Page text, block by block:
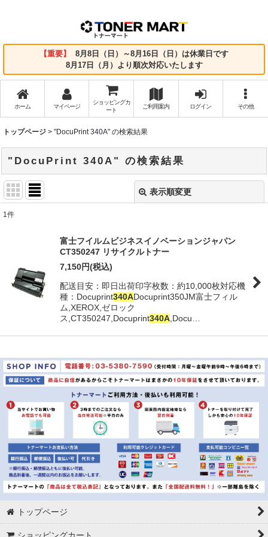
【重要】
8月8日（日）～8月16日（日）は休業日です
8月17日（月）より順次対応いたします
ホーム マイページ
ショッピングカ
ート
ご利用案内 ログイン その他
トップページ > "DocuPrint 340A" の検索結果
"DocuPrint 340A" の検索結果
表示順変更
並び順:
絞り込む
1件
富士フイルムビジネスイノベーションジャパン
CT350247 リサイクルトナー
7,150円(税込)
配送目安：即日出荷印字枚数：約10,000枚対応機
種：Docuprint340ADocuprint350JM富士フィル
ム,XEROX,ゼロック
ス,CT350247,Docuprint340A ,Docu…
トップページ